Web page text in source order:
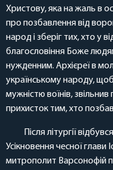
Христову, яка на жаль в
про позбавлення від
народ і зберіг тих, хто у
благословіння Боже
нужденним. Архієреї в
українському народу,
мужністю воїнів,
прихисток тим, хто
Після літургії
Усікновення чесної глави
митрополит Варсонофій